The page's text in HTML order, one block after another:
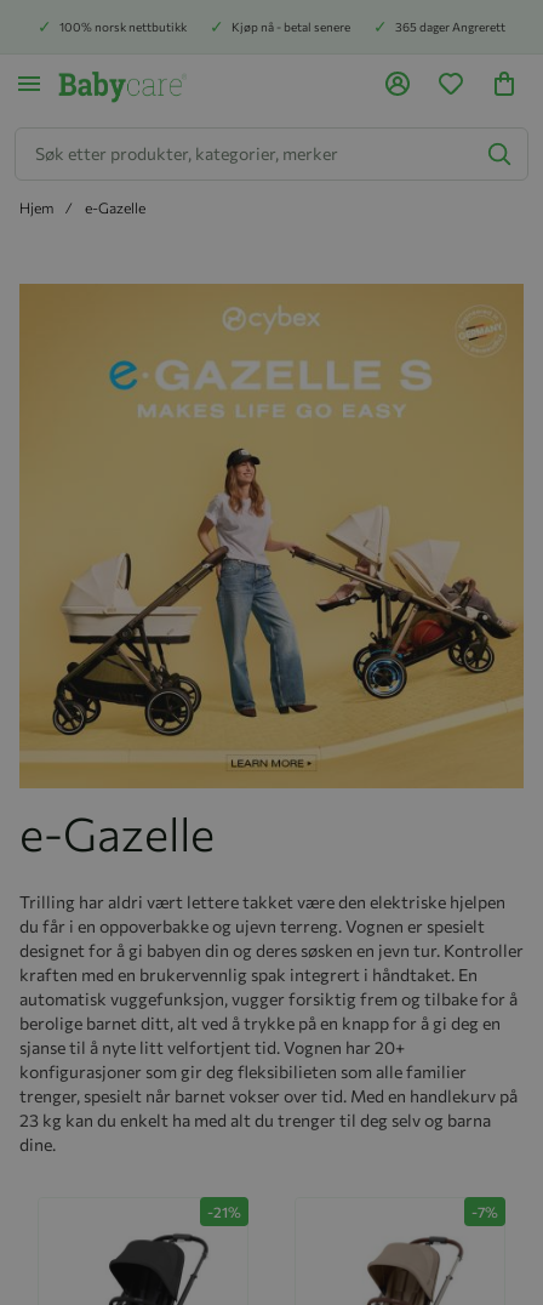
100% norsk nettbutikk Kjøp nå - betal senere 365 dager Angrerett
Hjem e-Gazelle
e-Gazelle
Trilling har aldri vært lettere takket være den elektriske hjelpen
du får i en oppoverbakke og ujevn terreng. Vognen er spesielt
designet for å gi babyen din og deres søsken en jevn tur. Kontroller
kraften med en brukervennlig spak integrert i håndtaket. En
automatisk vuggefunksjon, vugger forsiktig frem og tilbake for å
berolige barnet ditt, alt ved å trykke på en knapp for å gi deg en
sjanse til å nyte litt velfortjent tid. Vognen har 20+
konfigurasjoner som gir deg fleksibilieten som alle familier
trenger, spesielt når barnet vokser over tid. Med en handlekurv på
23 kg kan du enkelt ha med alt du trenger til deg selv og barna
dine.
-21% -7%